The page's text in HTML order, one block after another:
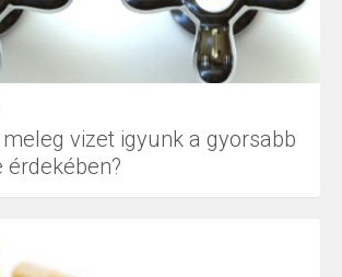
vizet igyunk a gyorsabb
érdekében?